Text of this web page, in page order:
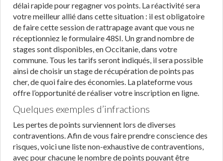
délai rapide pour regagner vos points. La réactivité sera
votre meilleur allié dans cette situation : il est obligatoire
de faire cette session de rattrapage avant que vous ne
réceptionniez le formulaire 48SI. Un grand nombre de
stages sont disponibles, en Occitanie, dans votre
commune. Tous les tarifs seront indiqués, il sera possible
ainsi de choisir un stage de récupération de points pas
cher, de quoi faire des économies. La plateforme vous
offre l’opportunité de réaliser votre inscription en ligne.
Quelques exemples d’infractions
Les pertes de points surviennent lors de diverses
contraventions. Afin de vous faire prendre conscience des
risques, voici une liste non-exhaustive de contraventions,
avec pour chacune le nombre de points pouvant être